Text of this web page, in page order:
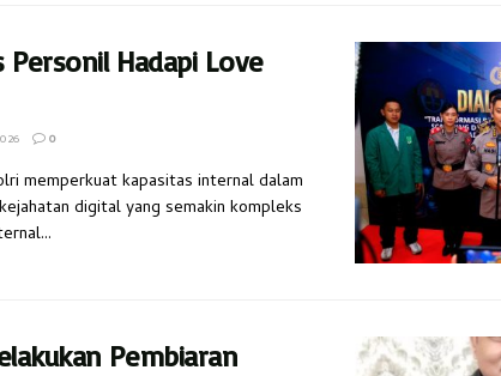
Personil Hadapi Love
0
memperkuat kapasitas internal dalam
digital yang semakin kompleks
Pembiaran